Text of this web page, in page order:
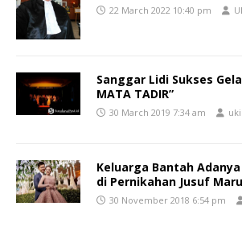
22 March 2022 10:40 pm
Sanggar Lidi Sukses
MATA TADIR”
30 March 2019 7:34 am uki
Keluarga Bantah
di Pernikahan Jusuf
30 November 2018 6:54 pm